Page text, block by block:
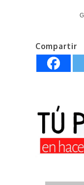
Compartir